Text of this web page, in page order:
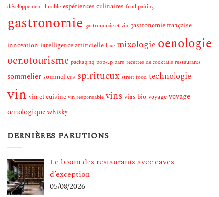
développement durable expériences culinaires food pairing
gastronomie gastronomie et vin gastronomie française
innovation intelligence artificielle luxe mixologie oenologie
oenotourisme packaging pop-up bars recettes de cocktails restaurants
sommelier sommeliers spiritueux street food technologie
vin vin et cuisine vin responsable vins vins bio voyage voyage
œnologique whisky
DERNIÈRES PARUTIONS
Le boom des restaurants avec caves
d’exception
05/08/2026